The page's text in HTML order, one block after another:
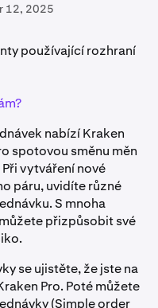
12, 2025
používající rozhraní
nabízí Kraken
spotovou směnu měn
vytváření nové
páru, uvidíte různé
S mnoha
přizpůsobit své
se ujistěte, že jste na
Pro. Poté můžete
(Simple order